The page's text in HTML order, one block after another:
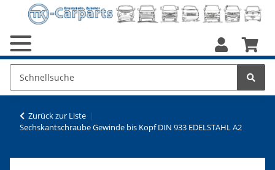
Zurück zur Liste
Sechskantschraube Gewinde bis Kopf DIN 933 EDELSTAHL A2